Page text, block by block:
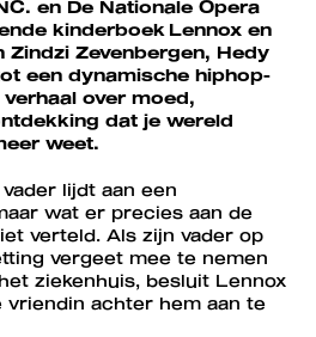
en De Nationale Opera
kinderboek Lennox en
Zindzi Zevenbergen, Hedy
een dynamische hiphop-
over moed,
dat je wereld
weet.
lijdt aan een
wat er precies aan de
verteld. Als zijn vader op
vergeet mee te nemen
ziekenhuis, besluit Lennox
vriendin achter hem aan te